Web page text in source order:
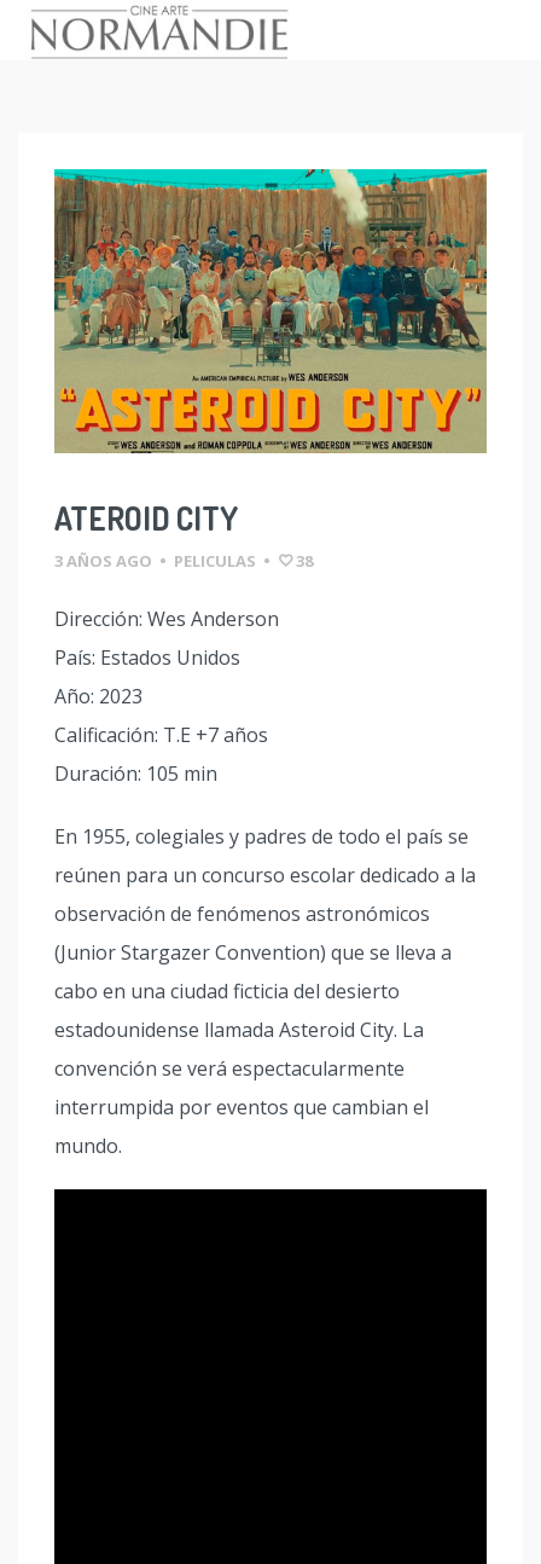
ATEROID CITY
3 AÑOS AGO • PELICULAS • 38
Dirección: Wes Anderson
País: Estados Unidos
Año: 2023
Calificación: T.E +7 años
Duración: 105 min
En 1955, colegiales y padres de todo el país se
reúnen para un concurso escolar dedicado a la
observación de fenómenos astronómicos
(Junior Stargazer Convention) que se lleva a
cabo en una ciudad ficticia del desierto
estadounidense llamada Asteroid City. La
convención se verá espectacularmente
interrumpida por eventos que cambian el
mundo.